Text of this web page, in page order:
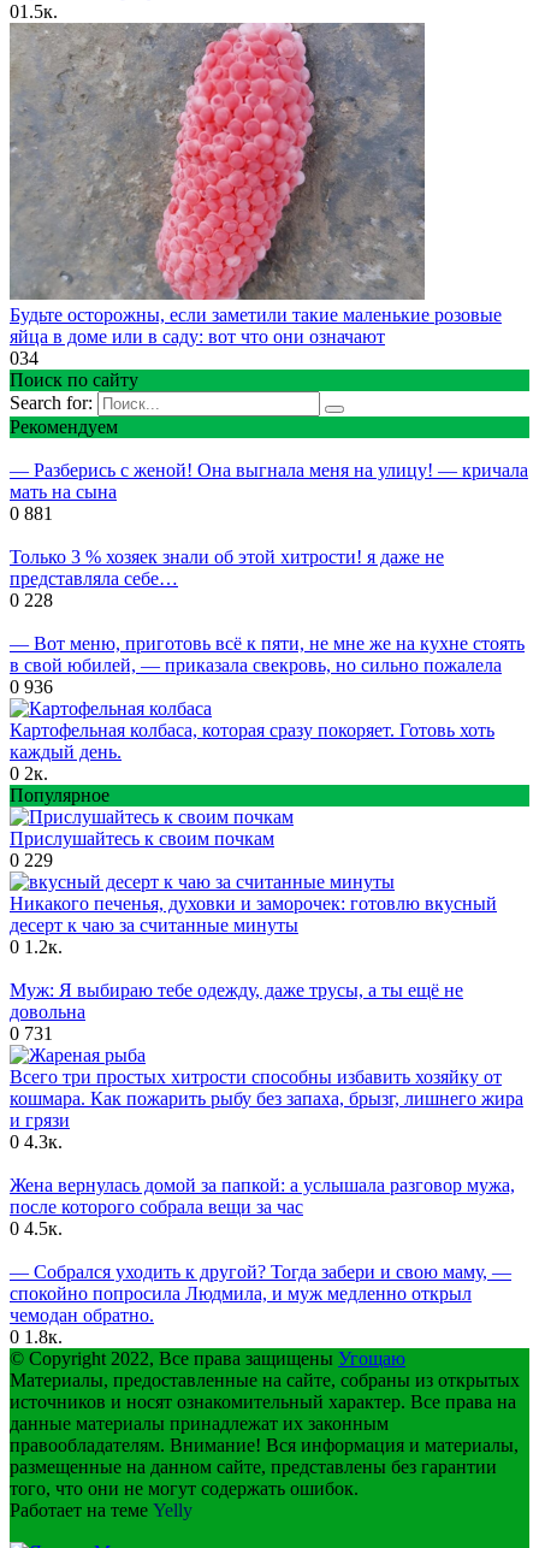
01.5к.
Будьте осторожны, если заметили такие маленькие розовые
яйца в доме или в саду: вот что они означают
034
Поиск по сайту
Search for:
Рекомендуем
— Разберись с женой! Она выгнала меня на улицу! — кричала
мать на сына
0 881
Только 3 % хозяек знали об этой хитрости! я даже не
представляла себе…
0 228
— Вот меню, приготовь всё к пяти, не мне же на кухне стоять
в свой юбилей, — приказала свекровь, но сильно пожалела
0 936
Картофельная колбаса, которая сразу покоряет. Готовь хоть
каждый день.
0 2к.
Популярное
Прислушайтесь к своим почкам
0 229
Никакого печенья, духовки и заморочек: готовлю вкусный
десерт к чаю за считанные минуты
0 1.2к.
Муж: Я выбираю тебе одежду, даже трусы, а ты ещё не
довольна
0 731
Всего три простых хитрости способны избавить хозяйку от
кошмара. Как пожарить рыбу без запаха, брызг, лишнего жира
и грязи
0 4.3к.
Жена вернулась домой за папкой: а услышала разговор мужа,
после которого собрала вещи за час
0 4.5к.
— Собрался уходить к другой? Тогда забери и свою маму, —
спокойно попросила Людмила, и муж медленно открыл
чемодан обратно.
0 1.8к.
© Copyright 2022, Все права защищены Угощаю
Материалы, предоставленные на сайте, собраны из открытых
источников и носят ознакомительный характер. Все права на
данные материалы принадлежат их законным
правообладателям. Внимание! Вся информация и материалы,
размещенные на данном сайте, представлены без гарантии
того, что они не могут содержать ошибок.
Работает на теме Yelly